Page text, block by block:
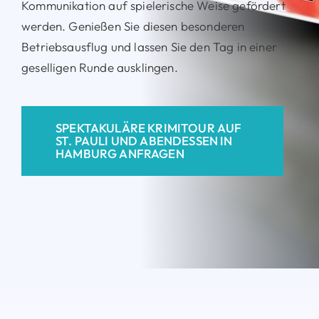
Kommunikation auf spielerische Weise gefördert
werden. Genießen Sie diesen besonderen
Betriebsausflug und lassen Sie den Tag in einer
geselligen Runde ausklingen.
SPEKTAKULÄRE KRIMITOUR AUF
ST. PAULI UND ABENDESSEN IN
HAMBURG ANFRAGEN